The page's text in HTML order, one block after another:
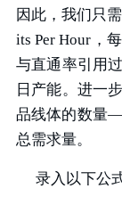
因此，我们只
its Per Hour，
与直通率引用
日产能。进一
品线体的数量
总需求量。
录入以下公